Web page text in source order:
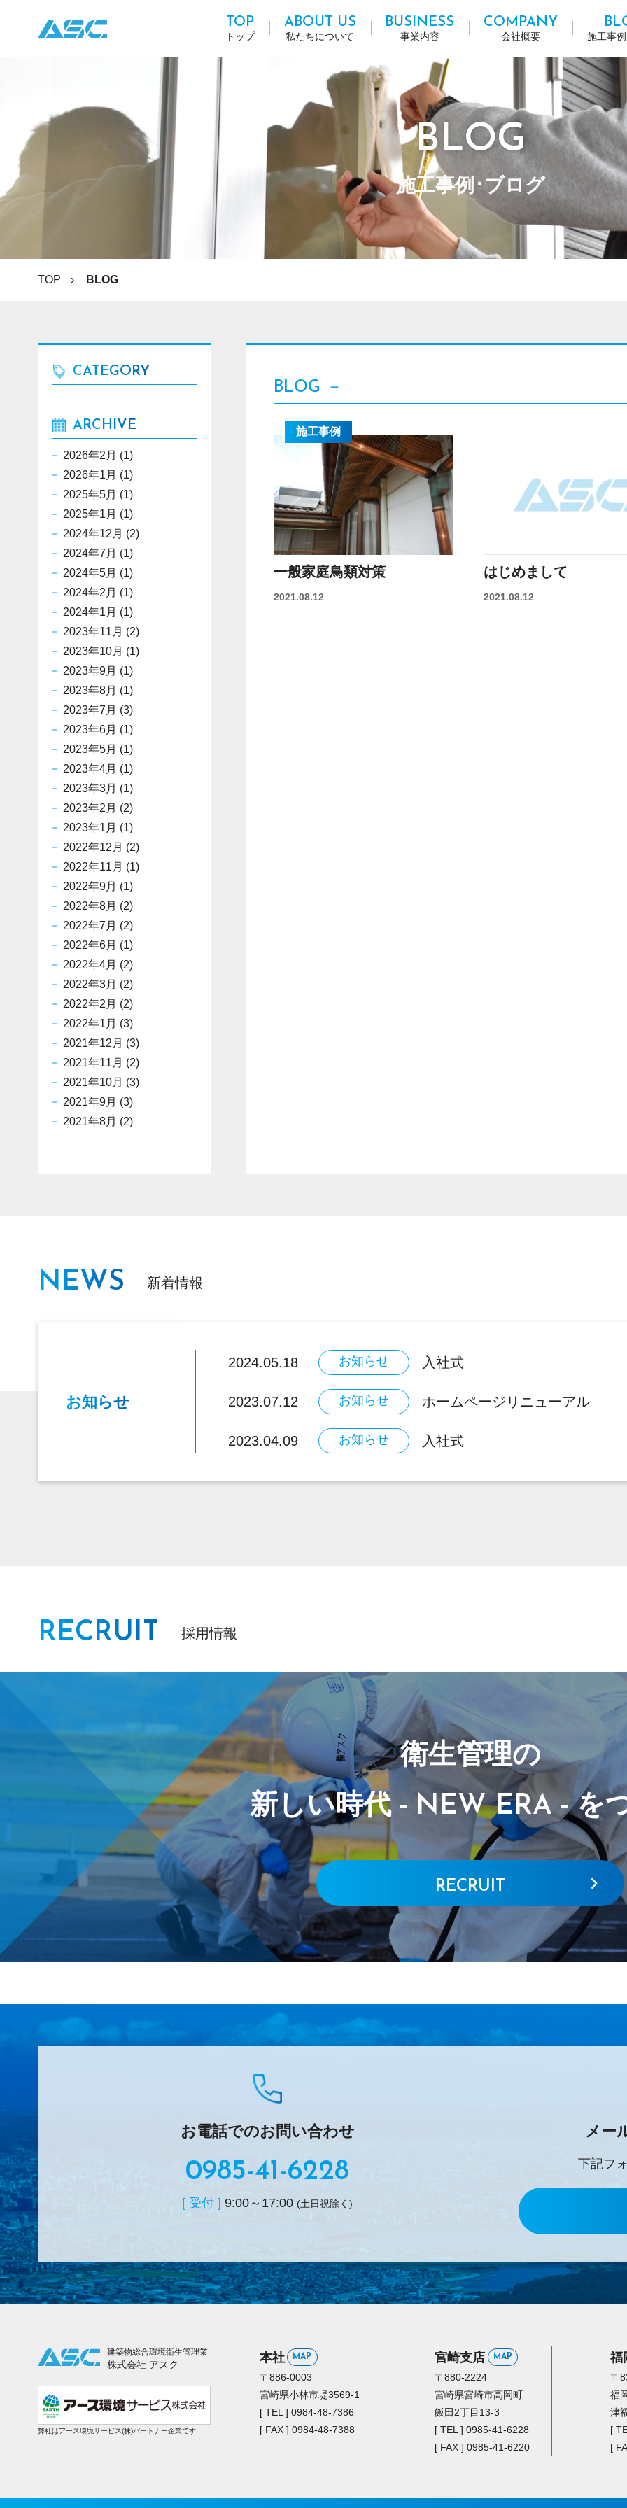
TOP
トップ
ABOUT US
私たちについて
BUSINESS
事業内容
COMPANY
会社概要 施工事
BLOG
施工事例･ブログ
TOP BLOG
BLOG －
一般家庭鳥類対策
2021.08.12
施工事例
はじめまして
2021.08.12
CATEGORY
ARCHIVE
2026年2月 (1)
2026年1月 (1)
2025年5月 (1)
2025年1月 (1)
2024年12月 (2)
2024年7月 (1)
2024年5月 (1)
2024年2月 (1)
2024年1月 (1)
2023年11月 (2)
2023年10月 (1)
2023年9月 (1)
2023年8月 (1)
2023年7月 (3)
2023年6月 (1)
2023年5月 (1)
2023年4月 (1)
2023年3月 (1)
2023年2月 (2)
2023年1月 (1)
2022年12月 (2)
2022年11月 (1)
2022年9月 (1)
2022年8月 (2)
2022年7月 (2)
2022年6月 (1)
2022年4月 (2)
2022年3月 (2)
2022年2月 (2)
2022年1月 (3)
2021年12月 (3)
2021年11月 (2)
2021年10月 (3)
2021年9月 (3)
2021年8月 (2)
NEWS 新着情報
お知らせ
2024.05.18 お知らせ 入社式
2023.07.12 お知らせ ホームページリニューアル
2023.04.09 お知らせ 入社式
RECRUIT 採用情報
衛生管理の
新しい時代 - NEW ERA-を
RECRUIT
お電話でのお問い合わせ
0985-41-6228
[ 受付 ] 9:00～17:00 (土日祝除く)
メー
下記フ
建築物総合環境衛生管理業
株式会社 アスク
弊社はアース環境サービス(株)パートナー企業です
本社 MAP
〒886-0003
宮崎県小林市堤3569-1
[ TEL ] 0984-48-7386
[ FAX ] 0984-48-7388
宮崎支店 MAP
〒880-2224
宮崎県宮崎市高岡町
飯田2丁目13-3
[ TEL ] 0985-41-6228
[ FAX ] 0985-41-6220
福
〒
福
津
[
[